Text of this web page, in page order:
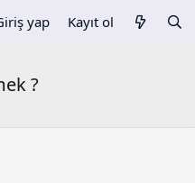
yap Kayıt ol
?